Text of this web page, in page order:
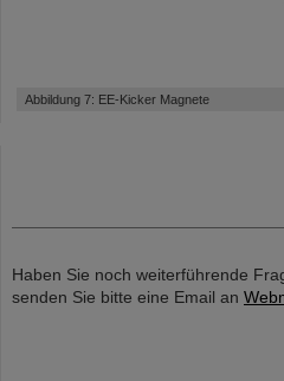
Abbildung 7: EE-Kicker Magnete
Haben Sie noch weiterführende
senden Sie bitte eine Email an